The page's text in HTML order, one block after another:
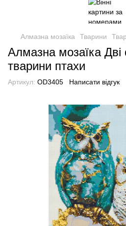
Алмазна мозаїка Тварини
Алмазна мозаїка Дві
тварини птахи
Артикул: OD3405 Написати відгук